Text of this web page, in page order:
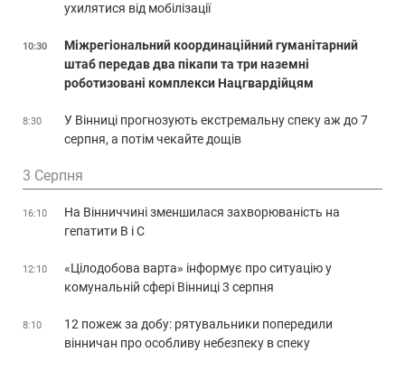
ухилятися від мобілізації
10:30
Міжрегіональний координаційний гуманітарний
штаб передав два пікапи та три наземні
роботизовані комплекси Нацгвардійцям
8:30
У Вінниці прогнозують екстремальну спеку аж до 7
серпня, а потім чекайте дощів
3 Серпня
16:10
На Вінниччині зменшилася захворюваність на
гепатити В і С
12:10
«Цілодобова варта» інформує про ситуацію у
комунальній сфері Вінниці 3 серпня
8:10
12 пожеж за добу: рятувальники попередили
вінничан про особливу небезпеку в спеку